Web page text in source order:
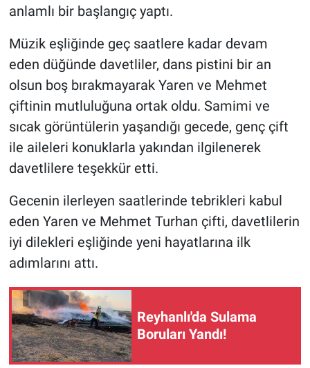
anlamlı bir başlangıç yaptı.
Müzik eşliğinde geç saatlere kadar devam
eden düğünde davetliler, dans pistini bir an
olsun boş bırakmayarak Yaren ve Mehmet
çiftinin mutluluğuna ortak oldu. Samimi ve
sıcak görüntülerin yaşandığı gecede, genç çift
ile aileleri konuklarla yakından ilgilenerek
davetlilere teşekkür etti.
Gecenin ilerleyen saatlerinde tebrikleri kabul
eden Yaren ve Mehmet Turhan çifti, davetlilerin
iyi dilekleri eşliğinde yeni hayatlarına ilk
adımlarını attı.
Reyhanlı'da Sulama
Boruları Yandı!